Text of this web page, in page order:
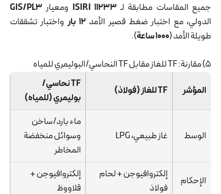
جميع المقاسات مطابقة لـ ISIRI 11233ومعيارGIS/PL3
الدولي، مع اختبار ضغط قصير الأمد12 بار
واختبار تشققات
طويلة الأمد (1000 ساعة ).
المؤشر
TF نحاسي/
بوليمري (للمياه)
الوسط غاز طبيعي، LPG
ماء بارد/ساخن
وسوائل منخفضة
المخاطر
الإحكام
إلكتروافيوجن + لحام
فولاذ
إلكتروافيوجن +
قلاووظ